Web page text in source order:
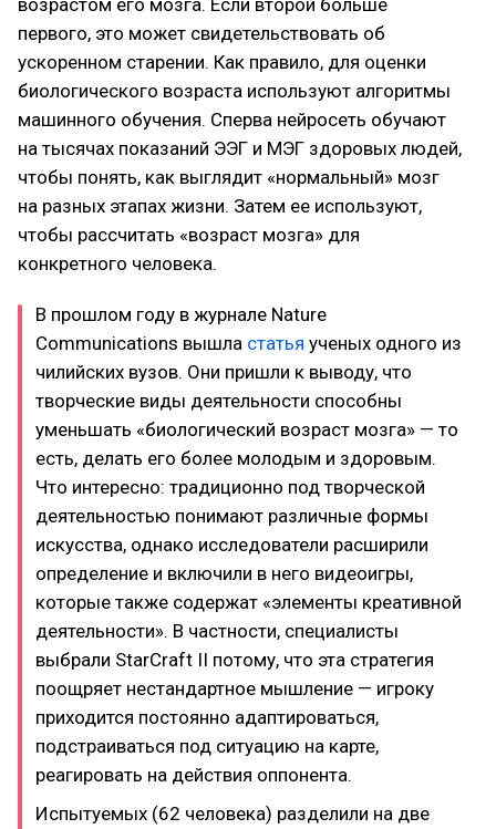
возрастом его мозга. Если второй больше
первого, это может свидетельствовать об
ускоренном старении. Как правило, для оценки
биологического возраста используют алгоритмы
машинного обучения. Сперва нейросеть обучают
на тысячах показаний ЭЭГ и МЭГ здоровых людей,
чтобы понять, как выглядит «нормальный» мозг
на разных этапах жизни. Затем ее используют,
чтобы рассчитать «возраст мозга» для
конкретного человека.
В прошлом году в журнале Nature
Communications вышла статья ученых одного из
чилийских вузов. Они пришли к выводу, что
творческие виды деятельности способны
уменьшать «биологический возраст мозга» — то
есть, делать его более молодым и здоровым.
Что интересно: традиционно под творческой
деятельностью понимают различные формы
искусства, однако исследователи расширили
определение и включили в него видеоигры,
которые также содержат «элементы креативной
деятельности». В частности, специалисты
выбрали StarCraft II потому, что эта стратегия
поощряет нестандартное мышление — игроку
приходится постоянно адаптироваться,
подстраиваться под ситуацию на карте,
реагировать на действия оппонента.
Испытуемых (62 человека) разделили на две